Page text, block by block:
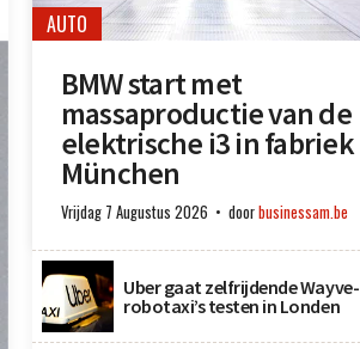
AUTO
BMW start met
massaproductie van de
elektrische i3 in fabriek
München
Vrijdag 7 Augustus 2026 doorbusinessam.be
Uber gaat zelfrijdende Wayve-
robotaxi’s testen in Londen